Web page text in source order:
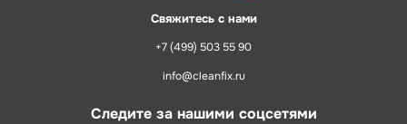
Свяжитесь с нами
+7 (499) 503 55 90
info@cleanfix.ru
Следите за нашими соцсетями